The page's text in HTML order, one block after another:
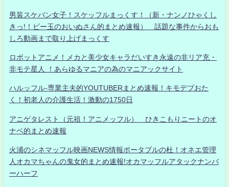
男装スケバン女子！スケッフルまっくす！（新・ナンノひゃくし
きっ!！ビー玉のおいぬさん的まとめ速報） 話題な事件からおも
しろ動画まで取り上げまっくす
ロボットアニメ！メカと美少女キャラだいすき永遠の非リア充・
非モテ星人 ！あらゆるマニアの為のマニアックサイト
ハルッフル-専業主夫的YOUTUBERまとめ速報！キモデブおた
く！初老人の介護生活！激動の1750日
アニゲタレスト（元祖！アニメッフル） ひきこもりニートのオ
ナベ的まとめ速報
火浦のシネマッフル映画NEWS情報ポータブルの杜！オネエ管理
人オカマちゃんの鬼女的まとめ速報!オカマッフルアタックナンバ
ーハーフ